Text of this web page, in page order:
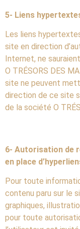
5- Liens
Les liens
site en direction
Internet, ne
O TRÉSORS DES
site ne peuvent
direction de ce site
de la société O
6- Autorisation de
en place
Pour toute
contenu paru sur le
graphiques,
pour toute